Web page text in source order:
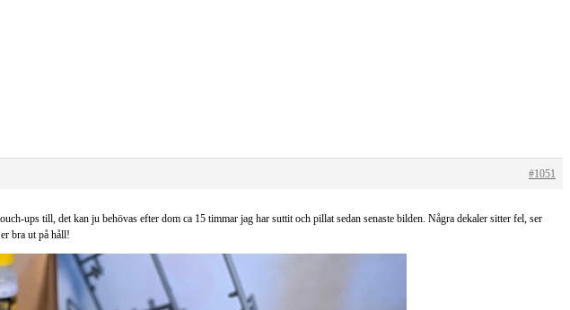
#1051
ups till, det kan ju behövas efter dom ca 15 timmar jag har suttit och pillat sedan senaste bilden. Några dekaler sitter fel, ser
bra ut på håll!